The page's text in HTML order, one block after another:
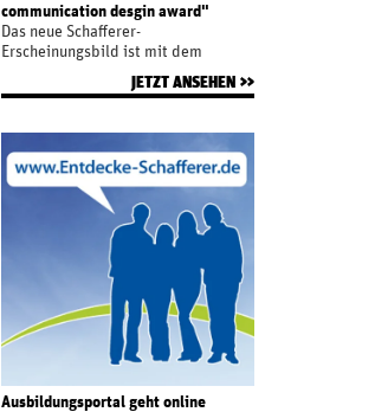
communication desgin award"
Das neue Schafferer-
Erscheinungsbild ist mit dem
design award 2013“ ausgezeichnet
Jury würdigt damit die
herausragende Designleistung
von identis für den
Unternehmensauftritt von
JETZT ANSEHEN
Ausbildungsportal geht online